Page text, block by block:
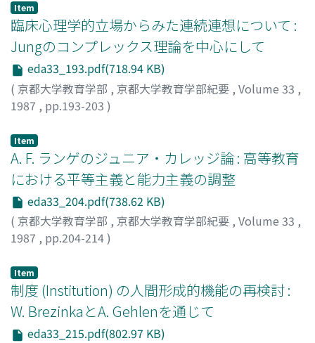
Item
臨床心理学的立場からみた連続連想について :
Jungのコンプレックス理論を中心にして
eda33_193.pdf(718.94 KB)
( 京都大学教育学部 , 京都大学教育学部紀要 , Volume 33 ,
1987 , pp.193-203 )
Item
A. F. ランゲのジュニア・カレッジ論 : 高等教育
における平等主義と能力主義の調整
eda33_204.pdf(738.62 KB)
( 京都大学教育学部 , 京都大学教育学部紀要 , Volume 33 ,
1987 , pp.204-214)
Item
制度 (Institution) の人間形成的機能の再検討 :
W. BrezinkaとA. Gehlenを通じて
eda33_215.pdf(802.97 KB)